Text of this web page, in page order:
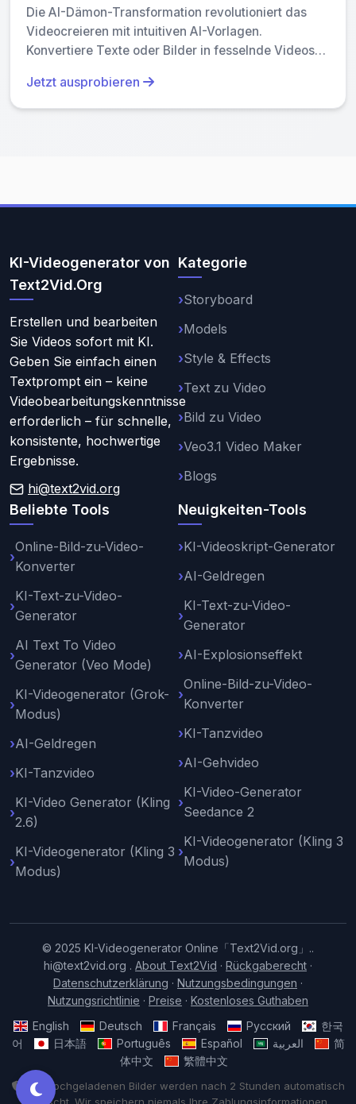
Die AI-Dämon-Transformation revolutioniert das
Videocreieren mit intuitiven AI-Vorlagen.
Konvertiere Texte oder Bilder in fesselnde Videos
Zugriff auf trendige Stile, schnelle Verarbeitung und
benutzerfreundliche Werkzeuge. Beschleunige
Jetzt ausprobieren
KI-Videogenerator von
Text2Vid.Org
Erstellen und bearbeiten
Sie Videos sofort mit KI.
Geben Sie einfach einen
Textprompt ein – keine
Videobearbeitungskenntnisse
erforderlich – für schnelle,
konsistente, hochwertige
Ergebnisse.
hi@text2vid.org
Kategorie
Storyboard
Models
Style & Effects
Text zu Video
Bild zu Video
Veo3.1 Video Maker
Blogs
Beliebte Tools
Online-Bild-zu-Video-
Konverter
KI-Text-zu-Video-
Generator
AI Text To Video
Generator (Veo Mode)
KI-Videogenerator (Grok-
Modus)
AI-Geldregen
KI-Tanzvideo
KI-Video Generator (Kling
2.6)
KI-Videogenerator (Kling 3
Modus)
Neuigkeiten-Tools
KI-Videoskript-Generator
AI-Geldregen
KI-Text-zu-Video-
Generator
AI-Explosionseffekt
Online-Bild-zu-Video-
Konverter
KI-Tanzvideo
AI-Gehvideo
KI-Video-Generator
Seedance 2
KI-Videogenerator (Kling 3
Modus)
© 2025 KI-Videogenerator Online「Text2Vid.org」..
hi@text2vid.org . About Text2Vid · Rückgaberecht ·
Datenschutzerklärung · Nutzungsbedingungen ·
Nutzungsrichtlinie · Preise · Kostenloses Guthaben
English
Deutsch Français Русский
한국
어
日本語 Português Español العربية
简
体中文
繁體中文
Alle hochgeladenen Bilder werden nach 2 Stunden automatisch